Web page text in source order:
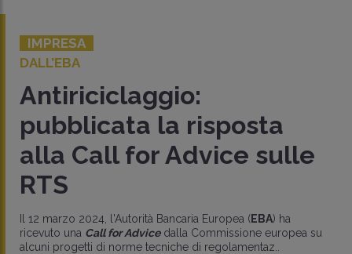
IMPRESA
DALL’EBA
Antiriciclaggio:
pubblicata la risposta
alla Call for Advice sulle
RTS
Il 12 marzo 2024, l'Autorità Bancaria Europea (EBA) ha
ricevuto una Call for Advicedalla Commissione europea su
alcuni progetti di norme tecniche di regolamentaz..